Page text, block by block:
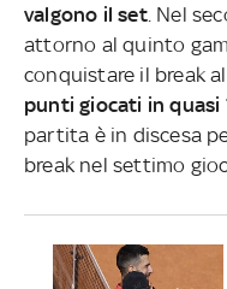
valgono il set. Nel
attorno al quinto
conquistare il break
punti giocati in quasi
partita è in discesa
break nel settimo